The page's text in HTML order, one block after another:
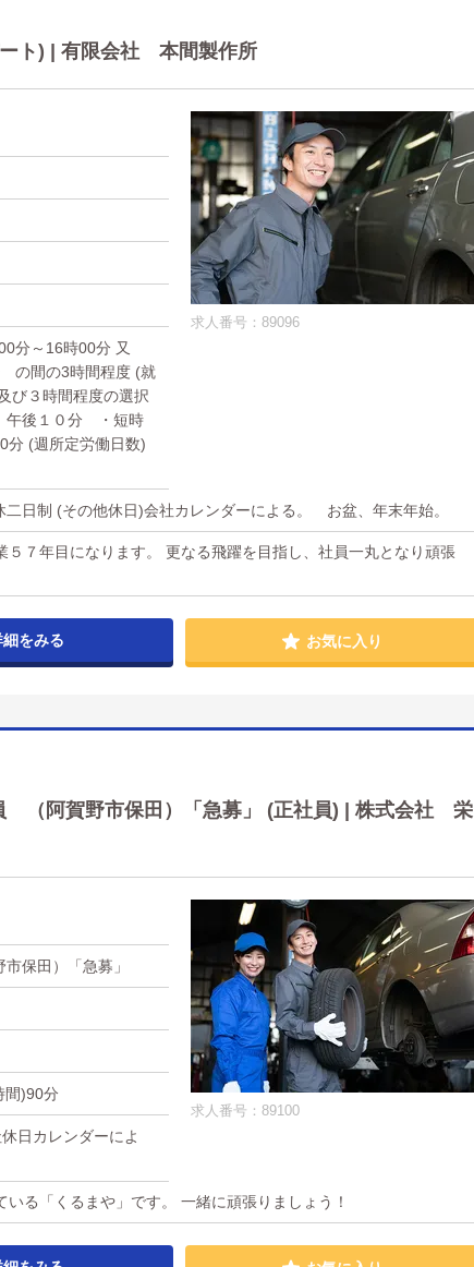
ト) | 有限会社 本間製作所
求人番号：89096
分～16時00分 又
間の3時間程度 (就
び３時間程度の選択
後１０分 ・短時
分 (週所定労働日数)
日制 (その他休日)会社カレンダーによる。 お盆、年末年始。
７年目になります。 更なる飛躍を目指し、社員一丸となり頑張
細をみる お気に入り
（阿賀野市保田）「急募」 (正社員) | 株式会社 栄
求人番号：89100
保田）「急募」
間)90分
日カレンダーによ
る「くるまや」です。 一緒に頑張りましょう！